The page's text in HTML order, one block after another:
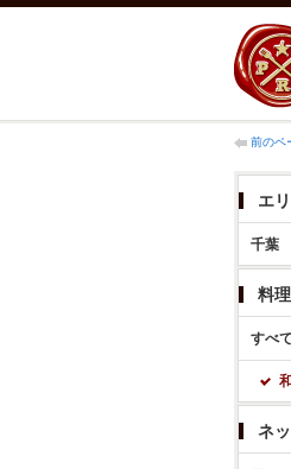
前のペ
エ
千葉
料
すべて
ネ